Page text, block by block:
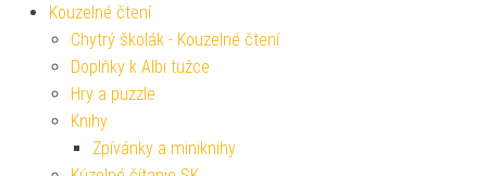
Kouzelné čtení
Chytrý školák - Kouzelné čtení
Doplňky k Albi tužce
Hry a puzzle
Knihy
Zpívánky a miniknihy